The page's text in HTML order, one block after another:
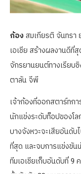
ก้อง สมเกียรติ จันทรา
เอเชีย สร้างผลงานดีที่
จักรยานยนต์ทางเรียบ
ตาลัน จีพี
เจ้าก้องที่ออกสตาร์ทก
นักแข่งระดับท็อปของโ
บางจังหวะจะเสียอันดั
ที่สุด และจบการแข่งขัน
ทีมเอเชียเก็บอันดับที่ 9